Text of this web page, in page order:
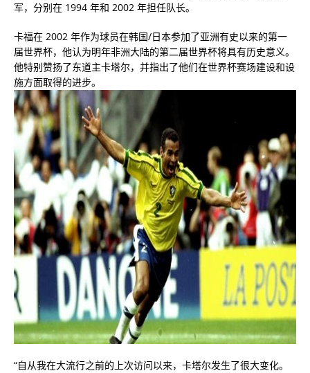
军，分别在 1994 年和 2002 年担任队长。
卡福在 2002 年作为球员在韩国/日本参加了亚洲有史以来的第一
届世界杯，他认为明年非洲大陆的第二届世界杯将具有历史意义。
他特别赞扬了东道主卡塔尔，并指出了他们在世界杯赛场建设和设
施方面取得的进步。
“自从我在大流行之前的上次访问以来，卡塔尔发生了很大变化。